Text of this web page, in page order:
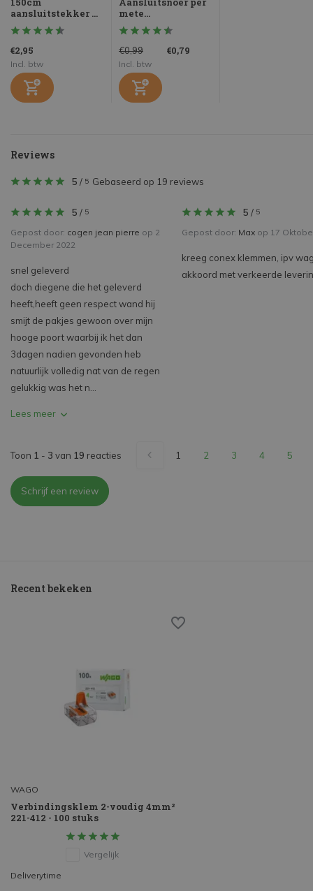
aansluitstekker ...
€2,95
Incl. btw
mete...
€0,99 €0,79
Incl. btw
Reviews
5 / 5 Gebaseerd op 19 reviews
5 / 5
Gepost door: cogen jean pierre op 2
December 2022
snel geleverd
doch diegene die het geleverd
heeft,heeft geen respect wand hij
smijt de pakjes gewoon over mijn
hooge poort waarbij ik het dan
3dagen nadien gevonden heb
natuurlijk volledig nat van de regen
gelukkig was het n...
Lees meer
5 / 5
Gepost door: Max op 17
kreeg conex klemmen, ipv
akkoord met verkeerde
Toon 1 - 3 van 19 reacties 1 2 3 4 5
Schrijf een review
Recent bekeken
WAGO
Verbindingsklem 2-voudig 4mm²
221-412 - 100 stuks
Vergelijk
Deliverytime